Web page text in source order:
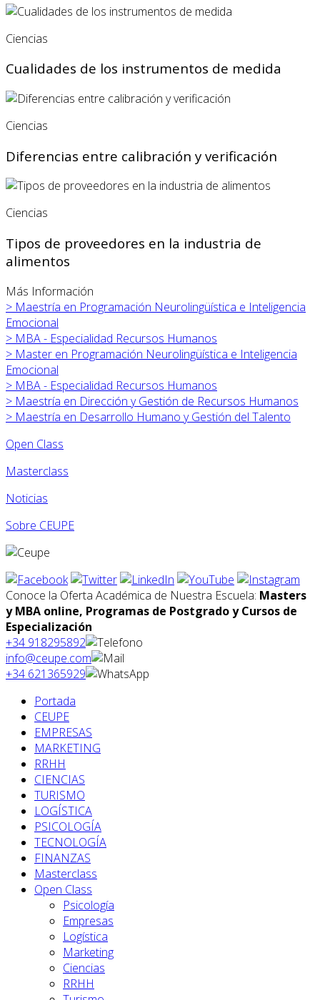
Ciencias
Cualidades de los instrumentos de medida
Ciencias
Diferencias entre calibración y verificación
Ciencias
Tipos de proveedores en la industria de
alimentos
Más Información
> Maestría en Programación Neurolingüística e Inteligencia
Emocional
> MBA - Especialidad Recursos Humanos
> Master en Programación Neurolingüística e Inteligencia
Emocional
> MBA - Especialidad Recursos Humanos
> Maestría en Dirección y Gestión de Recursos Humanos
> Maestría en Desarrollo Humano y Gestión del Talento
Open Class
Masterclass
Noticias
Sobre CEUPE
Conoce la Oferta Académica de Nuestra Escuela: Masters
y MBA online, Programas de Postgrado y Cursos de
Especialización
+34 918295892
info@ceupe.com
+34 621365929
Portada
CEUPE
EMPRESAS
MARKETING
RRHH
CIENCIAS
TURISMO
LOGÍSTICA
PSICOLOGÍA
TECNOLOGÍA
FINANZAS
Masterclass
Open Class
Psicología
Empresas
Logística
Marketing
Ciencias
RRHH